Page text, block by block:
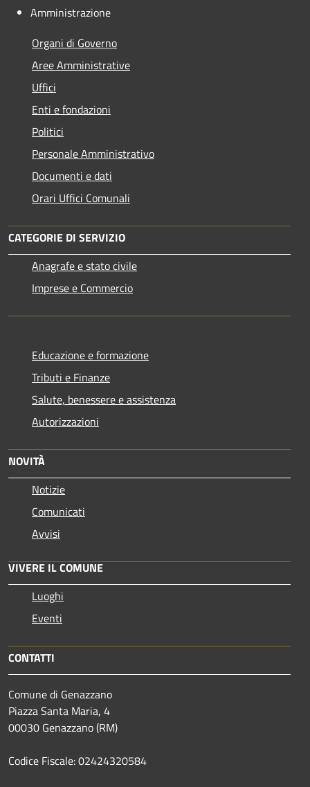
Amministrazione
Organi di Governo
Aree Amministrative
Uffici
Enti e fondazioni
Politici
Personale Amministrativo
Documenti e dati
Orari Uffici Comunali
CATEGORIE DI SERVIZIO
Anagrafe e stato civile
Imprese e Commercio
Educazione e formazione
Tributi e Finanze
Salute, benessere e assistenza
Autorizzazioni
NOVITÀ
Notizie
Comunicati
Avvisi
VIVERE IL COMUNE
Luoghi
Eventi
CONTATTI
Comune di Genazzano
Piazza Santa Maria, 4
00030 Genazzano (RM)
Codice Fiscale: 02424320584